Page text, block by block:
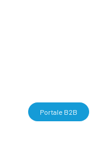
Portale B2B